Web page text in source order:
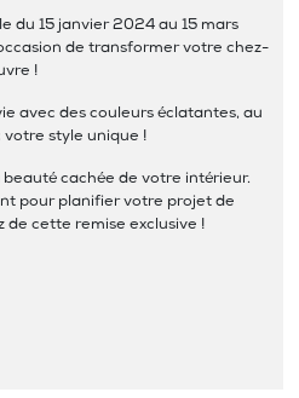
du 15 janvier 2024 au 15 mars
de transformer votre chez-
!
avec des couleurs éclatantes, au
style unique !
beauté cachée de votre intérieur.
pour planifier votre projet de
cette remise exclusive !